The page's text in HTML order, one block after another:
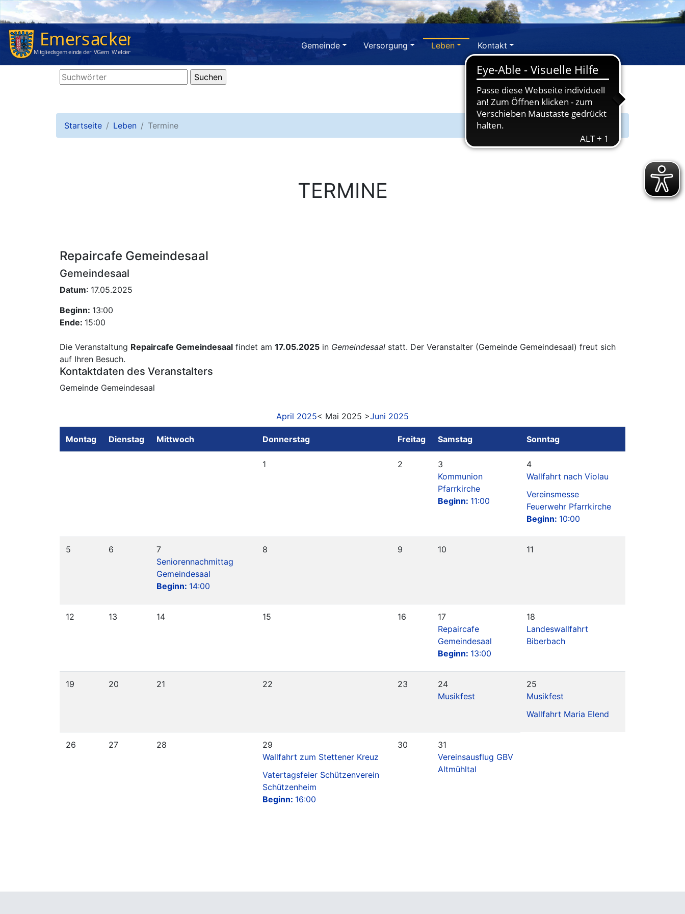
Gemeinde Versorgung Leben Kontakt
Startseite Leben Termine
TERMINE
Repaircafe Gemeindesaal
Gemeindesaal
Datum: 17.05.2025
Beginn: 13:00
Ende: 15:00
Die Veranstaltung Repaircafe Gemeindesaal findet am 17.05.2025 in Gemeindesaal statt. Der Veranstalter (Gemeinde Gemeindesaal) freut sich
auf Ihren Besuch.
Kontaktdaten des Veranstalters
Gemeinde Gemeindesaal
April 2025< Mai 2025 >Juni 2025
Montag Dienstag Mittwoch Donnerstag Freitag Samstag Sonntag
1 2
3
Kommunion
Pfarrkirche
Beginn: 11:00
4
Wallfahrt nach Violau
Vereinsmesse
Feuerwehr Pfarrkirche
Beginn: 10:00
5 6
7
Seniorennachmittag
Gemeindesaal
Beginn: 14:00
8 9 10 11
12 13 14 15 16
17
Repaircafe
Gemeindesaal
Beginn: 13:00
18
Landeswallfahrt
Biberbach
19 20 21 22 23
24
Musikfest
25
Musikfest
Wallfahrt Maria Elend
26 27 28
29
Wallfahrt zum Stettener Kreuz
Vatertagsfeier Schützenverein
Schützenheim
Beginn: 16:00
30
31
Vereinsausflug GBV
Altmühltal